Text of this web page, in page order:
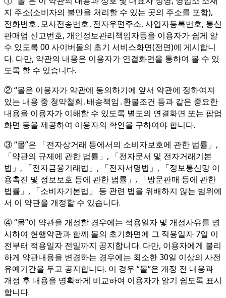
지 주소(소비자의 불만을 처리할 수 있는 곳의 주소를 포함),
전화번호․모사전송번호․전자우편주소, 사업자등록번호, 통신
판매업 신고번호, 개인정보관리책임자등을 이용자가 쉽게 알
수 있도록 00 사이버몰의 초기 서비스화면(전면)에 게시합니
다. 다만, 약관의 내용은 이용자가 연결화면을 통하여 볼 수 있
도록 할 수 있습니다.
② “몰은 이용자가 약관에 동의하기에 앞서 약관에 정하여져
있는 내용 중 청약철회․배송책임․환불조건 등과 같은 중요한
내용을 이용자가 이해할 수 있도록 별도의 연결화면 또는 팝업
화면 등을 제공하여 이용자의 확인을 구하여야 합니다.
③ “몰”은 「전자상거래 등에서의 소비자보호에 관한 법률」,
「약관의 규제에 관한 법률」, 「전자문서 및 전자거래기본
법」, 「전자금융거래법」, 「전자서명법」, 「정보통신망 이
용촉진 및 정보보호 등에 관한 법률」, 「방문판매 등에 관한
법률」, 「소비자기본법」 등 관련 법을 위배하지 않는 범위에
서 이 약관을 개정할 수 있습니다.
④ “몰”이 약관을 개정할 경우에는 적용일자 및 개정사유를 명
시하여 현행약관과 함께 몰의 초기화면에 그 적용일자 7일 이
전부터 적용일자 전일까지 공지합니다. 다만, 이용자에게 불리
하게 약관내용을 변경하는 경우에는 최소한 30일 이상의 사전
유예기간을 두고 공지합니다. 이 경우 “몰“은 개정 전 내용과
개정 후 내용을 명확하게 비교하여 이용자가 알기 쉽도록 표시
합니다.